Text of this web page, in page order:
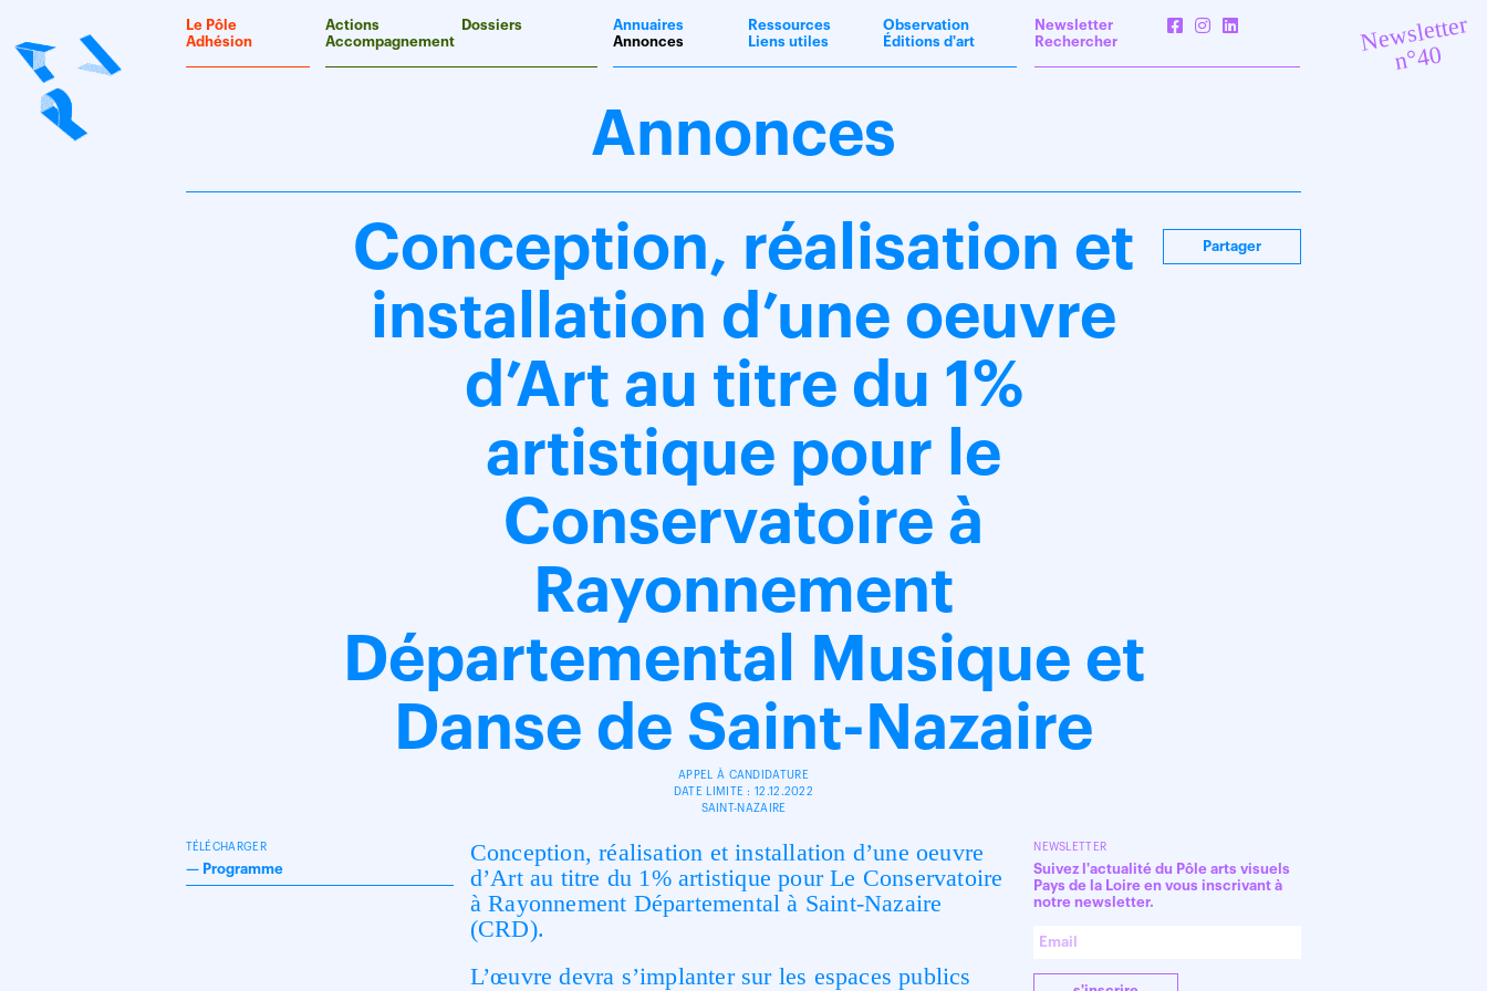
Newsletter
n°40
Le Pôle
Adhésion
Actions
Accompagnement
Dossiers
Annuaires
Annonces
Ressources
Liens utiles
Observation
Éditions d'art
Newsletter
Rechercher
Annonces
Partager
Conception, réalisation et
installation d’une oeuvre
d’Art au titre du 1%
artistique pour le
Conservatoire à
Rayonnement
Départemental Musique et
Danse de Saint-Nazaire
APPEL À CANDIDATURE
DATE LIMITE : 12.12.2022
SAINT-NAZAIRE
Conception, réalisation et installation d’une oeuvre
d’Art au titre du 1% artistique pour Le Conservatoire
à Rayonnement Départemental à Saint-Nazaire
(CRD).
L’œuvre devra s’implanter sur les espaces publics
TÉLÉCHARGER
— Programme
NEWSLETTER
Suivez l'actualité du Pôle arts visuels
Pays de la Loire en vous inscrivant à
notre newsletter.